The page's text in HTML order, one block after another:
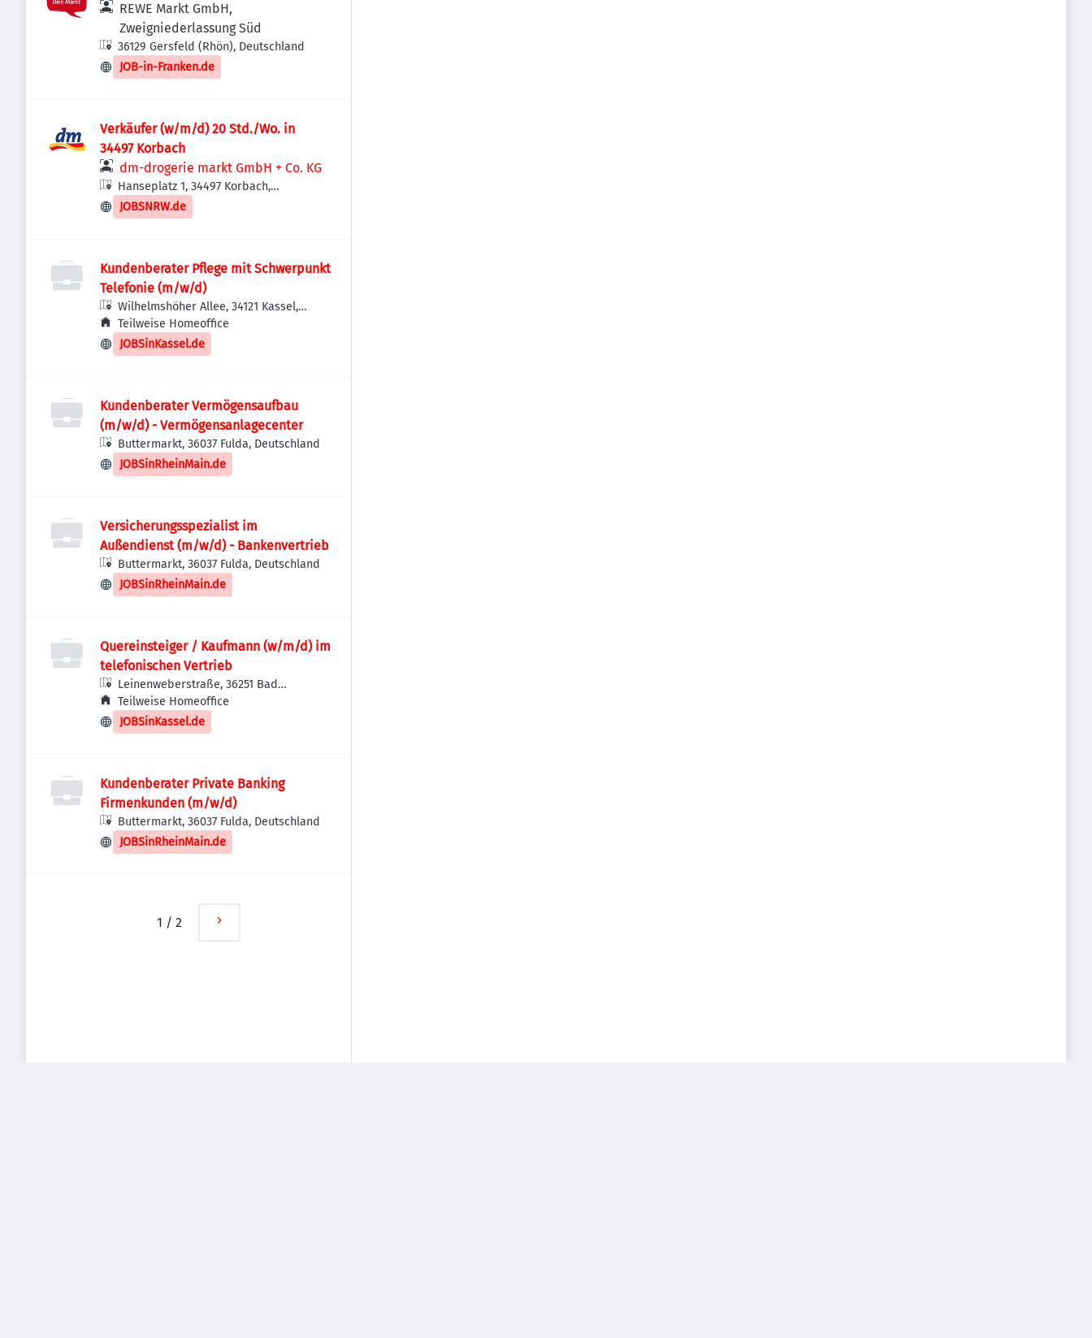
REWE Markt GmbH,
Zweigniederlassung Süd
36129 Gersfeld (Rhön), Deutschland
JOB-in-Franken.de
Verkäufer (w/m/d) 20 Std./Wo. in
34497 Korbach
dm-drogerie markt GmbH + Co. KG
Hanseplatz 1, 34497 Korbach,
Deutschland
JOBSNRW.de
Kundenberater Pflege mit Schwerpunkt
Telefonie (m/w/d)
Wilhelmshöher Allee, 34121 Kassel,
Deutschland
Teilweise Homeoffice
JOBSinKassel.de
Kundenberater Vermögensaufbau
(m/w/d) - Vermögensanlagecenter
Buttermarkt, 36037 Fulda, Deutschland
JOBSinRheinMain.de
Versicherungsspezialist im
Außendienst (m/w/d) - Bankenvertrieb
Buttermarkt, 36037 Fulda, Deutschland
JOBSinRheinMain.de
Quereinsteiger / Kaufmann (w/m/d) im
telefonischen Vertrieb
Leinenweberstraße, 36251 Bad
Hersfeld, Deutschland
Teilweise Homeoffice
JOBSinKassel.de
Kundenberater Private Banking
Firmenkunden (m/w/d)
Buttermarkt, 36037 Fulda, Deutschland
JOBSinRheinMain.de
1 / 2